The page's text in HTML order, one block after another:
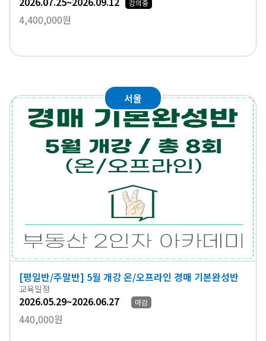
강의중
4,400,000원
서울
[평일반/주말반] 5월 개강 온/오프라인 경매 기본완성반
교육일정
2026.05.29~2026.06.27 마감
440,000원